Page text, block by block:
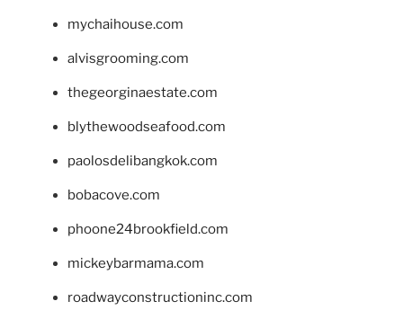
mychaihouse.com
alvisgrooming.com
thegeorginaestate.com
blythewoodseafood.com
paolosdelibangkok.com
bobacove.com
phoone24brookfield.com
mickeybarmama.com
roadwayconstructioninc.com